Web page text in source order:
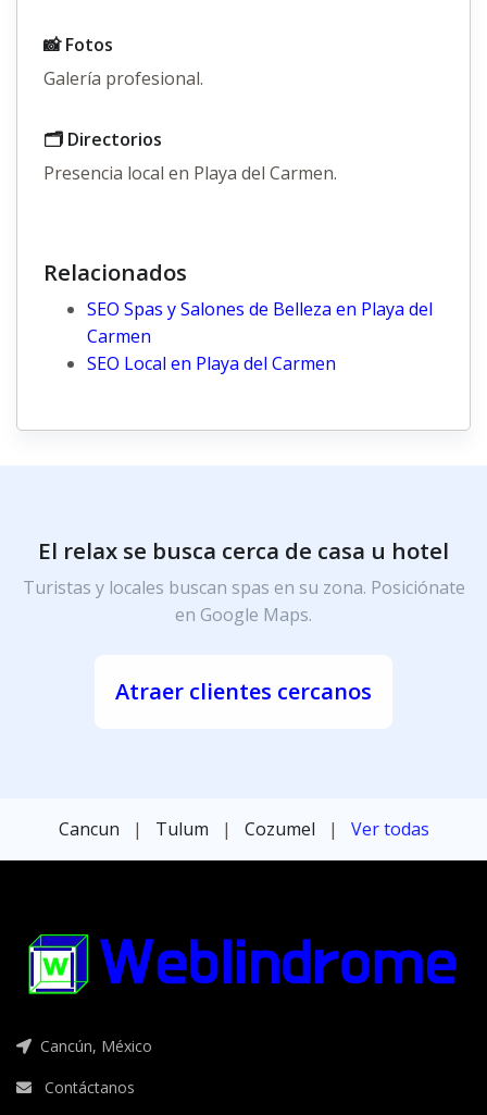
📸 Fotos
Galería profesional.
🗂️ Directorios
Presencia local en Playa del Carmen.
Relacionados
SEO Spas y Salones de Belleza en Playa del
Carmen
SEO Local en Playa del Carmen
El relax se busca cerca de casa u hotel
Turistas y locales buscan spas en su zona. Posiciónate
en Google Maps.
Atraer clientes cercanos
Cancun | Tulum | Cozumel | Ver todas
Cancún, México
Contáctanos